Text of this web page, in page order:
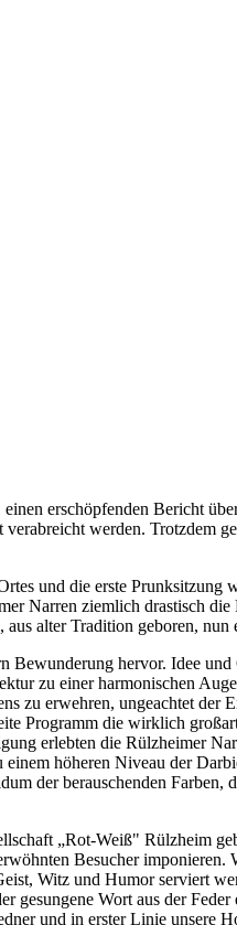
erschöpfenden Bericht
werden. Trotzdem
und die erste
Narren ziemlich drastisch
alter Tradition geboren, nun
hervor. Idee
zu einer harmonischen
erwehren, ungeachtet der
Programm die wirklich
erlebten die Rülzheimer
höheren Niveau der
der berauschenden
„Rot-Weiß" Rülzheim
Besucher
Witz und Humor serviert
Wort aus der
und in erster Linie unsere